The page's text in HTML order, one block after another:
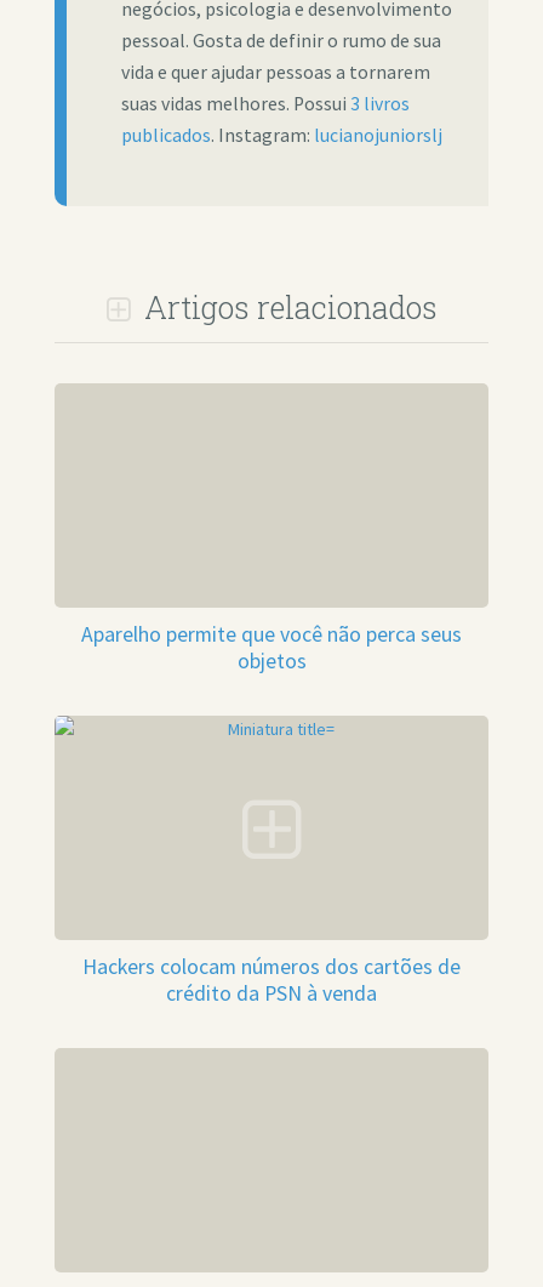
negócios, psicologia e desenvolvimento
pessoal. Gosta de definir o rumo de sua
vida e quer ajudar pessoas a tornarem
suas vidas melhores. Possui 3 livros
publicados. Instagram: lucianojuniorslj
Artigos relacionados
Aparelho permite que você não perca seus
objetos
Hackers colocam números dos cartões de
crédito da PSN à venda